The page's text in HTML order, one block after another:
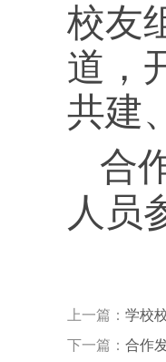
校友
道，
共建
合
人员
上一篇： 学校
下一篇： 合作